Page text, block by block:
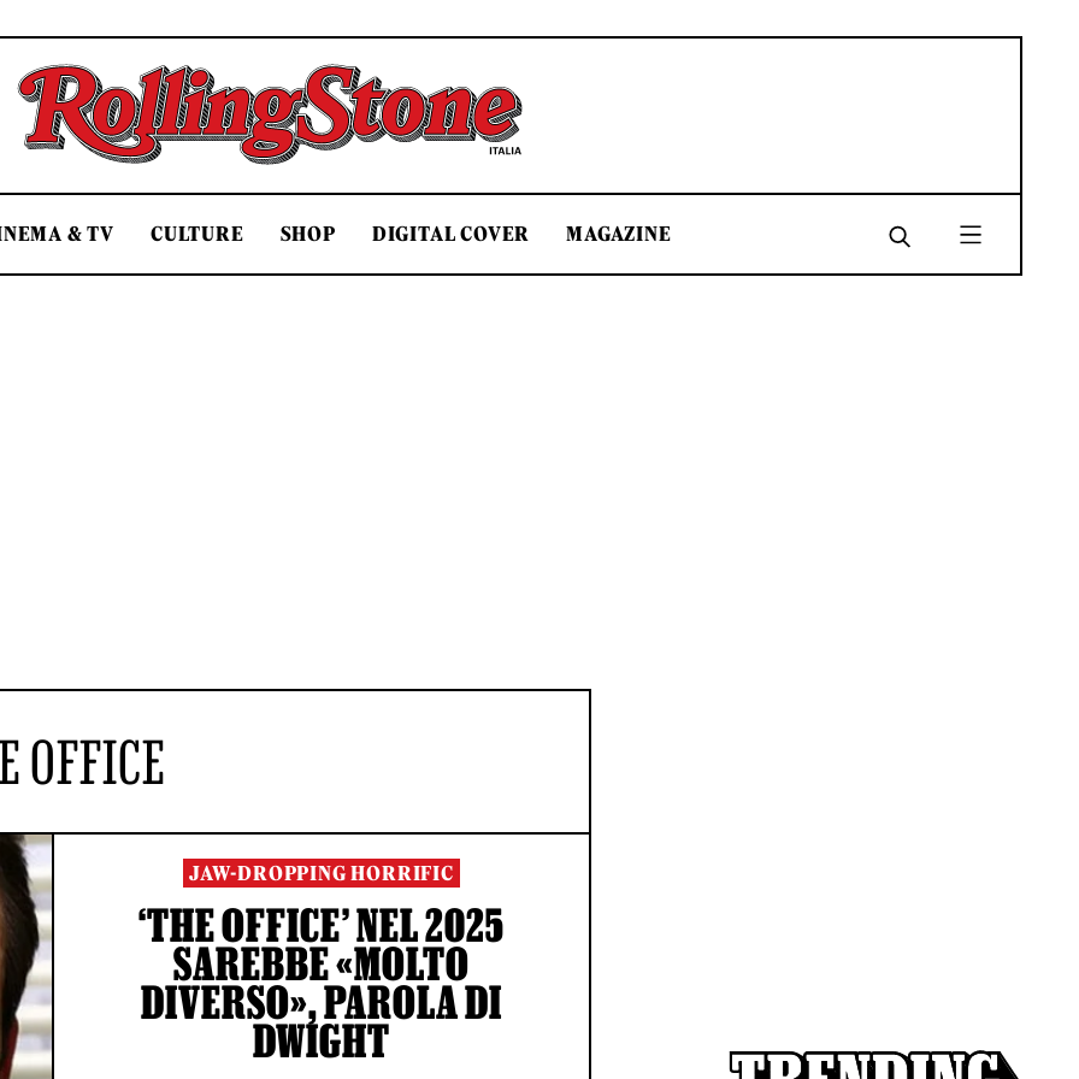
Rolling Stone Italia
& TV CULTURE SHOP DIGITAL COVER MAGAZINE
OFFICE
JAW-DROPPING HORRIFIC
‘THE OFFICE’ NEL 2025
SAREBBE «MOLTO
DIVERSO», PAROLA DI
DWIGHT